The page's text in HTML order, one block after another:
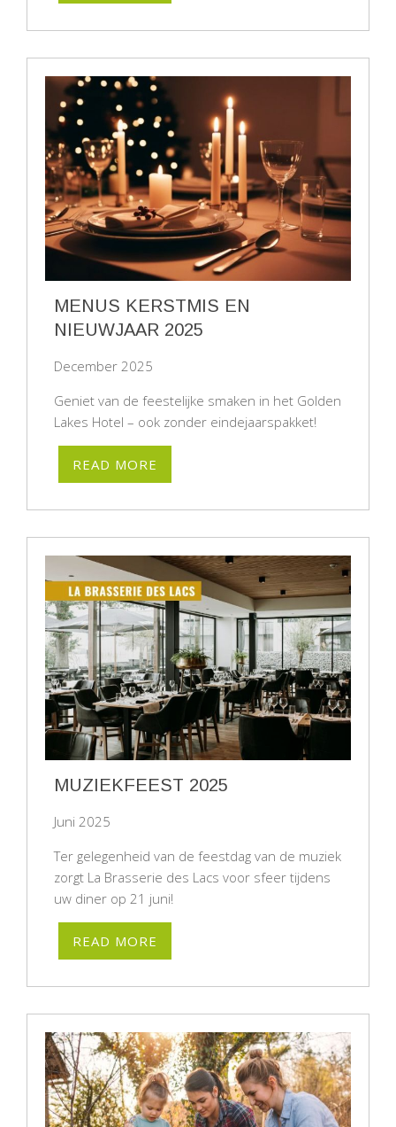
MENUS KERSTMIS EN
NIEUWJAAR 2025
December 2025
Geniet van de feestelijke smaken in het Golden
Lakes Hotel – ook zonder eindejaarspakket!
READ MORE
MUZIEKFEEST 2025
Juni 2025
Ter gelegenheid van de feestdag van de muziek
zorgt La Brasserie des Lacs voor sfeer tijdens
uw diner op 21 juni!
READ MORE